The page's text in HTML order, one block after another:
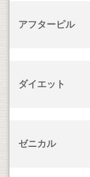
アフターピル
ダイエット
ゼニカル